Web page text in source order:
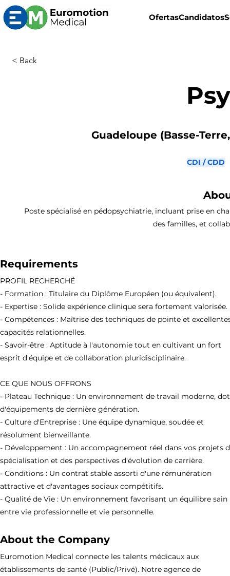
OfertasCandidatos
< Back
Guadeloupe (Basse-
CDI / CDD
Poste spécialisé en pédopsychiatrie, incluant prise en
des familles, et
Requirements
PROFIL RECHERCHÉ
- Formation : Titulaire du Diplôme Européen (ou équivalent).
- Expertise : Solide expérience clinique sera fortement valorisée.
- Compétences : Maîtrise des techniques de pointe et
capacités relationnelles.
- Savoir-être : Aptitude à l'autonomie tout en cultivant un fort
esprit d'équipe et de collaboration pluridisciplinaire.
CE QUE NOUS OFFRONS
- Plateau Technique : Un environnement de travail moderne,
d'équipements de dernière génération.
- Culture d'Entreprise : Une équipe dynamique, soudée et
résolument bienveillante.
- Développement : Un accompagnement réel dans vos projets
spécialisation et des perspectives d'évolution de carrière.
- Conditions : Un contrat stable assorti d'une rémunération
attractive et d'avantages sociaux compétitifs.
- Qualité de Vie : Un environnement favorisant un équilibre sain
entre vie professionnelle et vie personnelle.
About the Company
Euromotion Medical connecte les talents médicaux aux
établissements de santé (Public/Privé). Notre agence de